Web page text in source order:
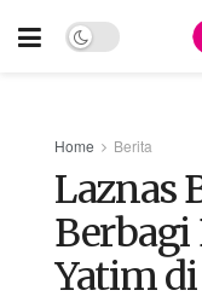
Home Berita
Laznas
Berbagi
Yatim